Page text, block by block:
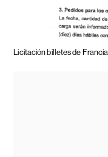
Licitación billetes de Francia